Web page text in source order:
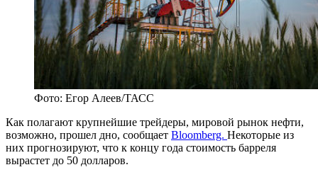
Фото: Егор Алеев/ТАСС
Как полагают крупнейшие трейдеры, мировой рынок нефти,
возможно, прошел дно, сообщает Bloomberg. Некоторые из
них прогнозируют, что к концу года стоимость барреля
вырастет до 50 долларов.